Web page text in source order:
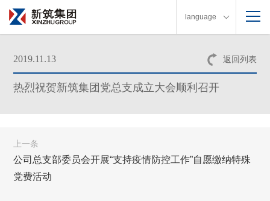
language
返回列表
2019.11.13
热烈祝贺新筑集团党总支成立大会顺利召开
上一条
公司总支部委员会开展“支持疫情防控工作”自愿缴纳特殊
党费活动